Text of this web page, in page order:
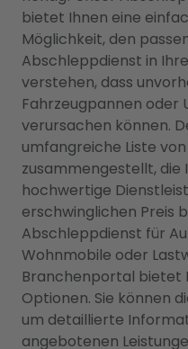
bietet Ihnen eine
Möglichkeit, den
Abschleppdienst in
verstehen, dass
Fahrzeugpannen oder
verursachen können.
umfangreiche Liste
zusammengestellt, die
hochwertige
erschwinglichen Preis
Abschleppdienst für
Wohnmobile oder
Branchenportal bietet
Optionen. Sie können
um detaillierte
angebotenen